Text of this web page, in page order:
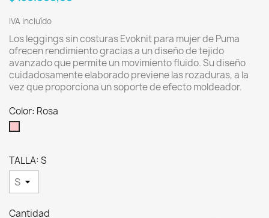
IVA incluído
Los leggings sin costuras Evoknit para mujer de Puma
ofrecen rendimiento gracias a un diseño de tejido
avanzado que permite un movimiento fluido. Su diseño
cuidadosamente elaborado previene las rozaduras, a la
vez que proporciona un soporte de efecto moldeador.
Color: Rosa
TALLA: S
Cantidad